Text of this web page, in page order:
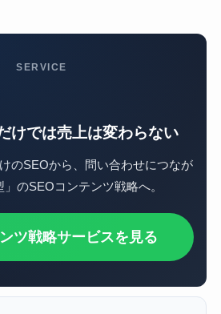
SERVICE
けでは売上は変わらない
のSEOから、問い合わせにつなが
のSEOコンテンツ戦略へ。
ツ戦略サービスを見る